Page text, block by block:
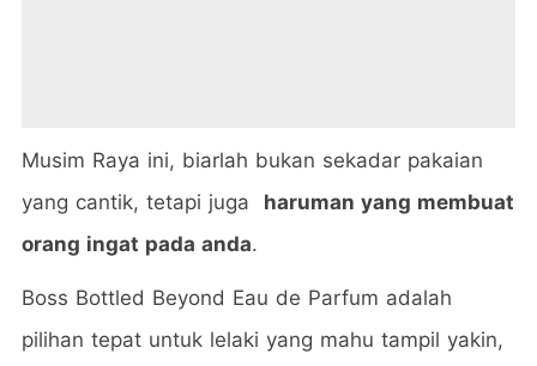
Musim Raya ini, biarlah bukan sekadar pakaian
yang cantik, tetapi juga haruman yang membuat
orang ingat pada anda.
Boss Bottled Beyond Eau de Parfum adalah
pilihan tepat untuk lelaki yang mahu tampil yakin,